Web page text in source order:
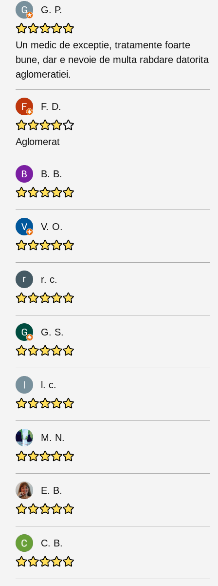
G. P.
Un medic de exceptie, tratamente foarte
bune, dar e nevoie de multa rabdare datorita
aglomeratiei.
F. D.
Aglomerat
B. B.
V. O.
r. c.
G. S.
l. c.
M. N.
E. B.
C. B.